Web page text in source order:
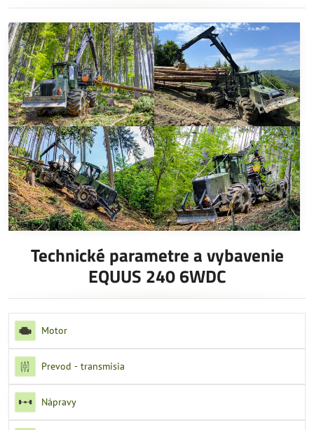
Technické parametre a vybavenie
EQUUS 240 6WDC
Motor
Prevod - transmisia
Nápravy